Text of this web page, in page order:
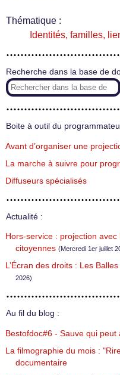
Thématique :
Identités, familles,
Recherche dans la base de
Boite à outil du
Avant d’organiser une
La marche à suivre pour
Diffuseurs spécialisés
Actualité :
Hors-service : projection
citoyennes (Mercredi 1er juillet
L’Écran des droits : Les
2026)
Au fil du blog :
Bestofdoc#6 - Sauve qui peut
La filmographie du mois :
documentaire